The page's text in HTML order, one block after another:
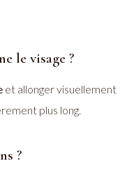
le visage ?
et allonger visuellement
plus long.
?